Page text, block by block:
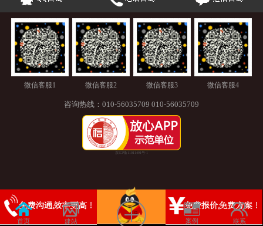
首页 建站 案例 联系
微信客服1 微信客服2 微信客服3 微信客服4
咨询热线： 010-56035709 010-56035709
京ICP备11011491号-1